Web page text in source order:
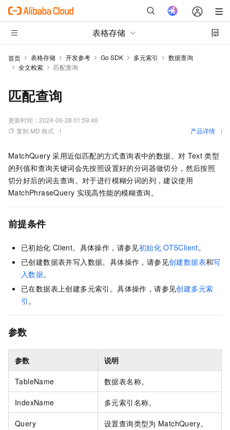
表格存储
首页 表格存储 开发参考 Go SDK 多元索引
数据查询
全文检索
匹配查询
匹配查询
更新时间： 2024-06-28 01:59:46
复制 MD 格式
产品详情
MatchQuery 采用近似匹配的方式查询表中的数据。对 Text 类型
的列值和查询关键词会先按照设置好的分词器做切分，然后按照
切分好后的词去查询。对于进行模糊分词的列，建议使用
MatchPhraseQuery 实现高性能的模糊查询。
前提条件
已初始化 Client。具体操作，请参见初始化 OTSClient。
已创建数据表并写入数据。具体操作，请参见创建数据表和写
入数据。
已在数据表上创建多元索引。具体操作，请参见创建多元索
引 。
参数
参数 说明
TableName 数据表名称。
IndexName 多元索引名称。
Query 设置查询类型为 MatchQuery。